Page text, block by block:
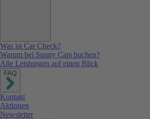
Was ist Car Check?
Warum bei Sunny Cars buchen?
Alle Leistungen auf einen Blick
FAQ
Kontakt
Aktionen
Newsletter